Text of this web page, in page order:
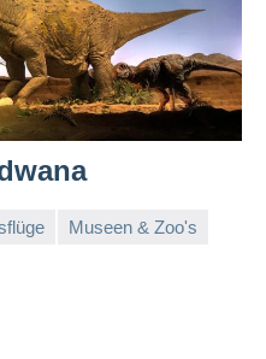
Museen & Zoo's